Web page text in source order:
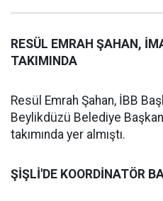
RESÜL EMRAH ŞAHAN,
TAKIMINDA
Resül Emrah Şahan, İBB
Beylikdüzü Belediye
takımında yer almıştı.
ŞİŞLİ'DE KOORDİNATÖR